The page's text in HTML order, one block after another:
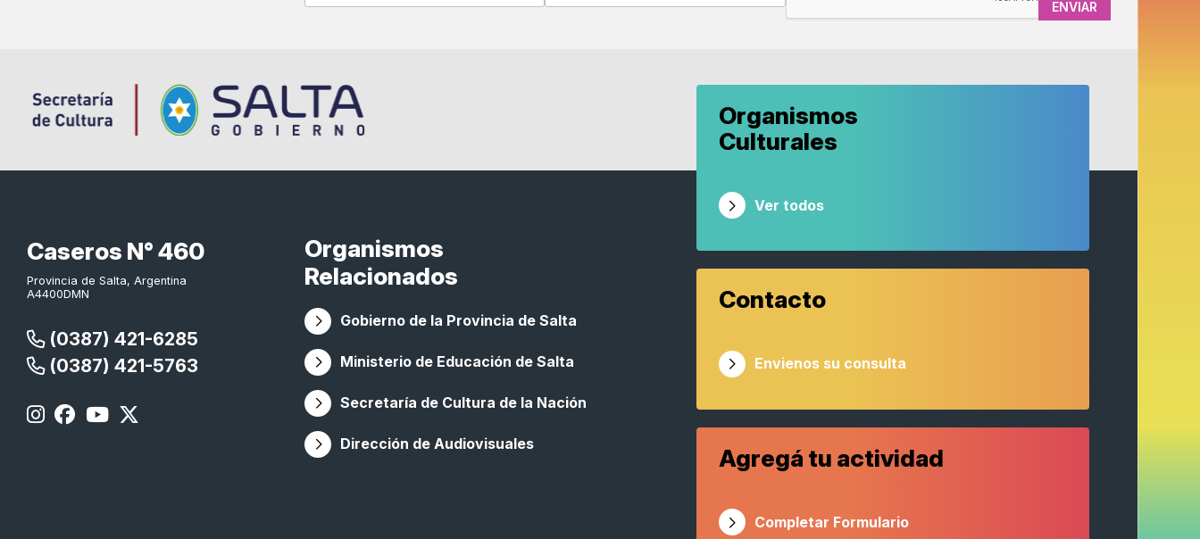
Caseros N° 460
Provincia de Salta, Argentina
A4400DMN
(0387) 421-6285
(0387) 421-5763
Organismos
Relacionados
Gobierno de la Provincia de Salta
Ministerio de Educación de Salta
Secretaría de Cultura de la Nación
Dirección de Audiovisuales
Organismos
Culturales
Ver todos
Contacto
Envienos su consulta
Agregá tu actividad
Completar Formulario